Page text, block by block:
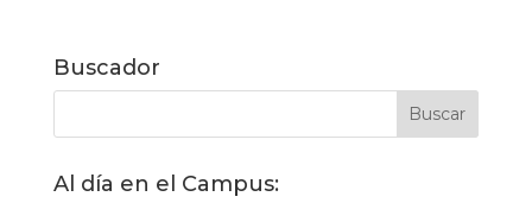
Buscador
Al día en el Campus: